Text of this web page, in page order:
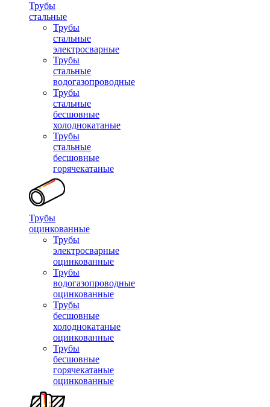
Трубы
стальные
Трубы
стальные
электросварные
Трубы
стальные
водогазопроводные
Трубы
стальные
бесшовные
холоднокатаные
Трубы
стальные
бесшовные
горячекатаные
Трубы
оцинкованные
Трубы
электросварные
оцинкованные
Трубы
водогазопроводные
оцинкованные
Трубы
бесшовные
холоднокатаные
оцинкованные
Трубы
бесшовные
горячекатаные
оцинкованные